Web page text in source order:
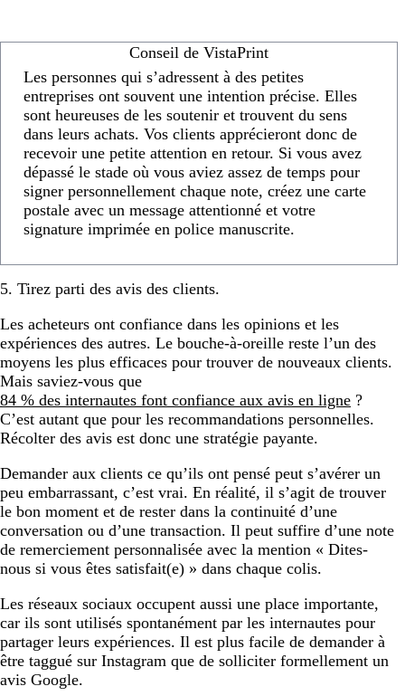
Conseil de VistaPrint
Les personnes qui s’adressent à des petites
entreprises ont souvent une intention précise. Elles
sont heureuses de les soutenir et trouvent du sens
dans leurs achats. Vos clients apprécieront donc de
recevoir une petite attention en retour. Si vous avez
dépassé le stade où vous aviez assez de temps pour
signer personnellement chaque note, créez une carte
postale avec un message attentionné et votre
signature imprimée en police manuscrite.
5. Tirez parti des avis des clients.
Les acheteurs ont confiance dans les opinions et les
expériences des autres. Le bouche-à-oreille reste l’un des
moyens les plus efficaces pour trouver de nouveaux clients.
Mais saviez-vous que
84 % des internautes font confiance aux avis en ligne ?
C’est autant que pour les recommandations personnelles.
Récolter des avis est donc une stratégie payante.
Demander aux clients ce qu’ils ont pensé peut s’avérer un
peu embarrassant, c’est vrai. En réalité, il s’agit de trouver
le bon moment et de rester dans la continuité d’une
conversation ou d’une transaction. Il peut suffire d’une note
de remerciement personnalisée avec la mention « Dites-
nous si vous êtes satisfait(e) » dans chaque colis.
Les réseaux sociaux occupent aussi une place importante,
car ils sont utilisés spontanément par les internautes pour
partager leurs expériences. Il est plus facile de demander à
être taggué sur Instagram que de solliciter formellement un
avis Google.